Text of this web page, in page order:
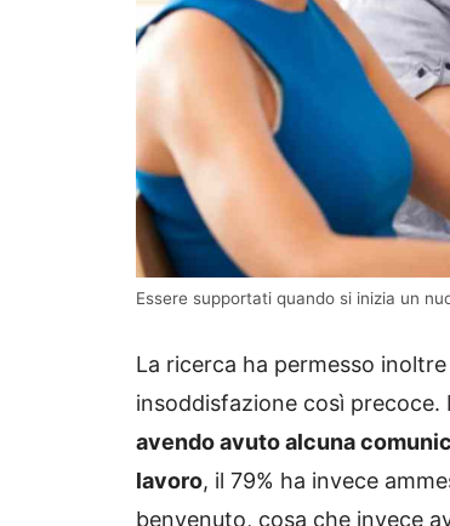
Essere supportati quando si inizia un
La ricerca ha permesso
insoddisfazione così
avendo avuto alcuna
lavoro, il 79% ha invece
benvenuto, cosa che invece